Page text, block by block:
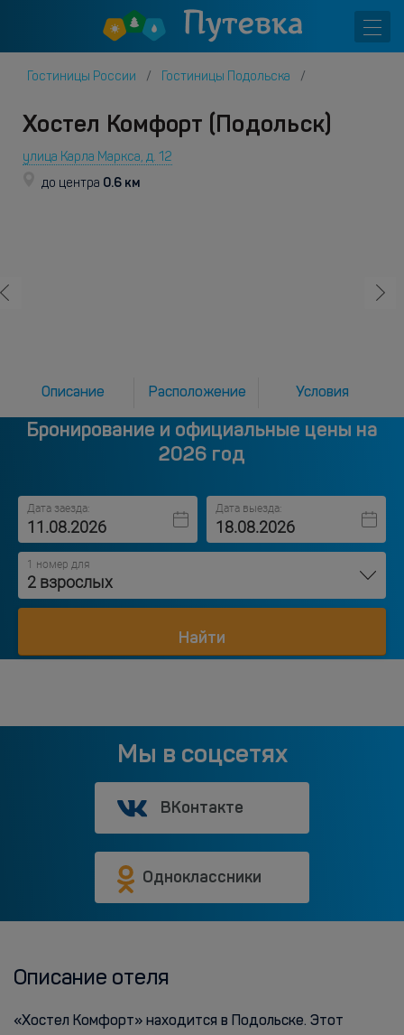
Гостиницы России Гостиницы Подольска
Хостел Комфорт (Подольск)
улица Карла Маркса, д. 12
до центра 0.6 км
Описание Расположение Условия
Бронирование и официальные цены на
2026 год
Дата заезда: Дата выезда:
1 номер для
2 взрослых
Найти
Мы в соцсетях
ВКонтакте
Одноклассники
Описание отеля
«Хостел Комфорт» находится в Подольске. Этот